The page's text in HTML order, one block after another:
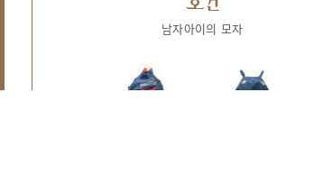
남자아이의 모자